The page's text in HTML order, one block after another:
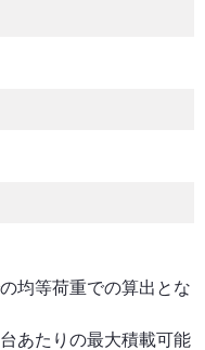
均等荷重での算出とな
あたりの最大積載可能